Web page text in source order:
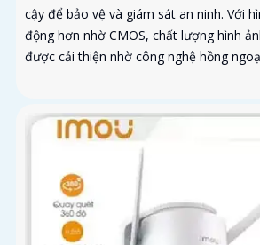
cậy để bảo vệ và giám sát an ninh. Với
động hơn nhờ CMOS, chất lượng hình
được cải thiện nhờ công nghệ hồng